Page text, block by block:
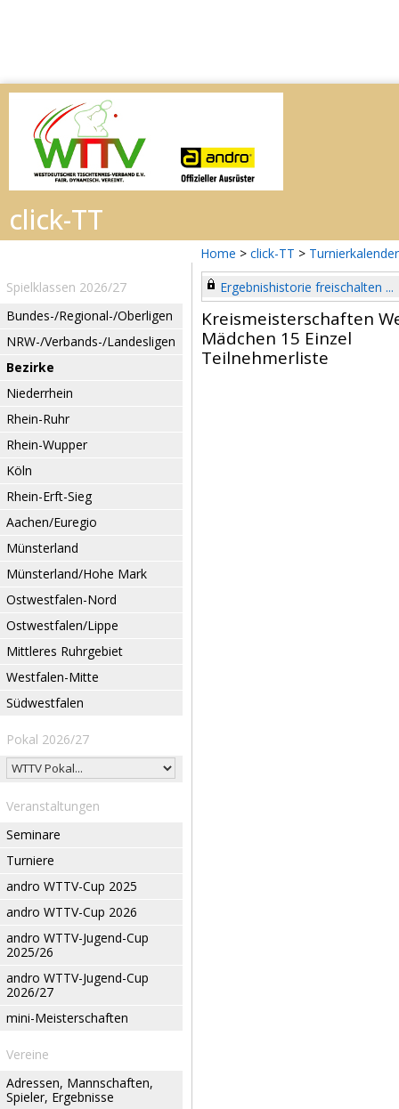
Home > click-TT > Turnierkalender
Spielklassen 2026/27
Bundes-/Regional-/Oberligen
NRW-/Verbands-/Landesligen
Bezirke
Niederrhein
Rhein-Ruhr
Rhein-Wupper
Köln
Rhein-Erft-Sieg
Aachen/Euregio
Münsterland
Münsterland/Hohe Mark
Ostwestfalen-Nord
Ostwestfalen/Lippe
Mittleres Ruhrgebiet
Westfalen-Mitte
Südwestfalen
Pokal 2026/27
Veranstaltungen
Seminare
Turniere
andro WTTV-Cup 2025
andro WTTV-Cup 2026
andro WTTV-Jugend-Cup
2025/26
andro WTTV-Jugend-Cup
2026/27
mini-Meisterschaften
Vereine
Adressen, Mannschaften,
Spieler, Ergebnisse
Ergebnishistorie freischalten ...
Kreismeisterschaften
Mädchen 15 Einzel
Teilnehmerliste